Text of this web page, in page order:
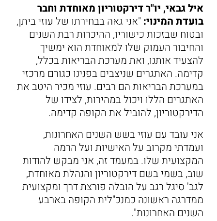
איל גבאי, יו"ר דירקטוריון מאוחדת וחבר
בועדת המינוי: "אני גאה בבחירתו של עוזי ביתן,
ובטוח שבזכות כישוריו, ההיכרות רבת השנים
והחיבור העמוק שלו למאוחדת הוא ימשיך
להצעיד אותנו, ואת מערכת הבריאות בכלל,
קדימה. האתגרים שניצבים בפנינו כגורם מרכזי
במערכת הבריאות הם רבים. עוזי מכיר היטב את
האתגרים הללו ויכול במהירות, לצידו של
הדירקטוריון, להוביל את הקופה קדימה.
אני עובד עם עוזי בשש השנים האחרונות,
ועמדתי מקרוב על האישיות ועל הרמה
המקצועית שלו. במעמד זה, אני מבקש להודות
שוב, בשמי בשם דירקטוריון והנהלת מאוחדת,
לגב' סיגל רגב על הובלה פורצת דרך ומקצועית
ממדרגה ראשונה כמנכ"לית הקופה בארבע
השנים האחרונות".